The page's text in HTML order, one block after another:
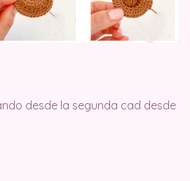
desde la segunda cad desde